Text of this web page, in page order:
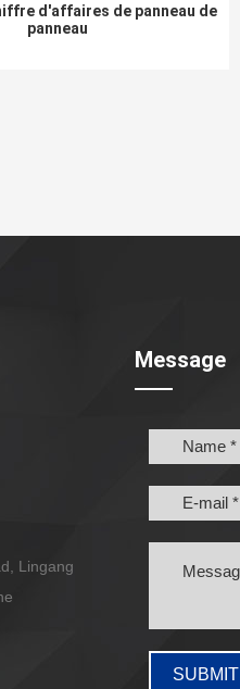
d'affaires de panneau de
panneau
Lingang
Message
SUBMIT